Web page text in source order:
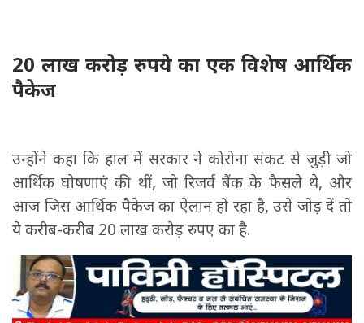
20 लाख करोड़ रुपये का एक विशेष आर्थिक
पैकेज
उन्होंने कहा कि हाल में सरकार ने कोरोना संकट से जुड़ी जो
आर्थिक घोषणाएं की थीं, जो रिजर्व बैंक के फैसले थे, और
आज जिस आर्थिक पैकेज का ऐलान हो रहा है, उसे जोड़ दें तो
ये करीब-करीब 20 लाख करोड़ रुपए का है.